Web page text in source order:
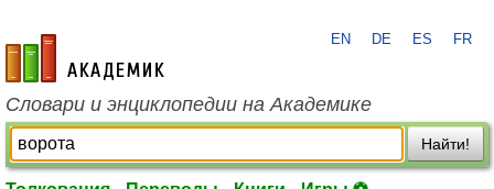
academic.ru
EN DE ES FR
Словари и энциклопедии на Академике
Найти!